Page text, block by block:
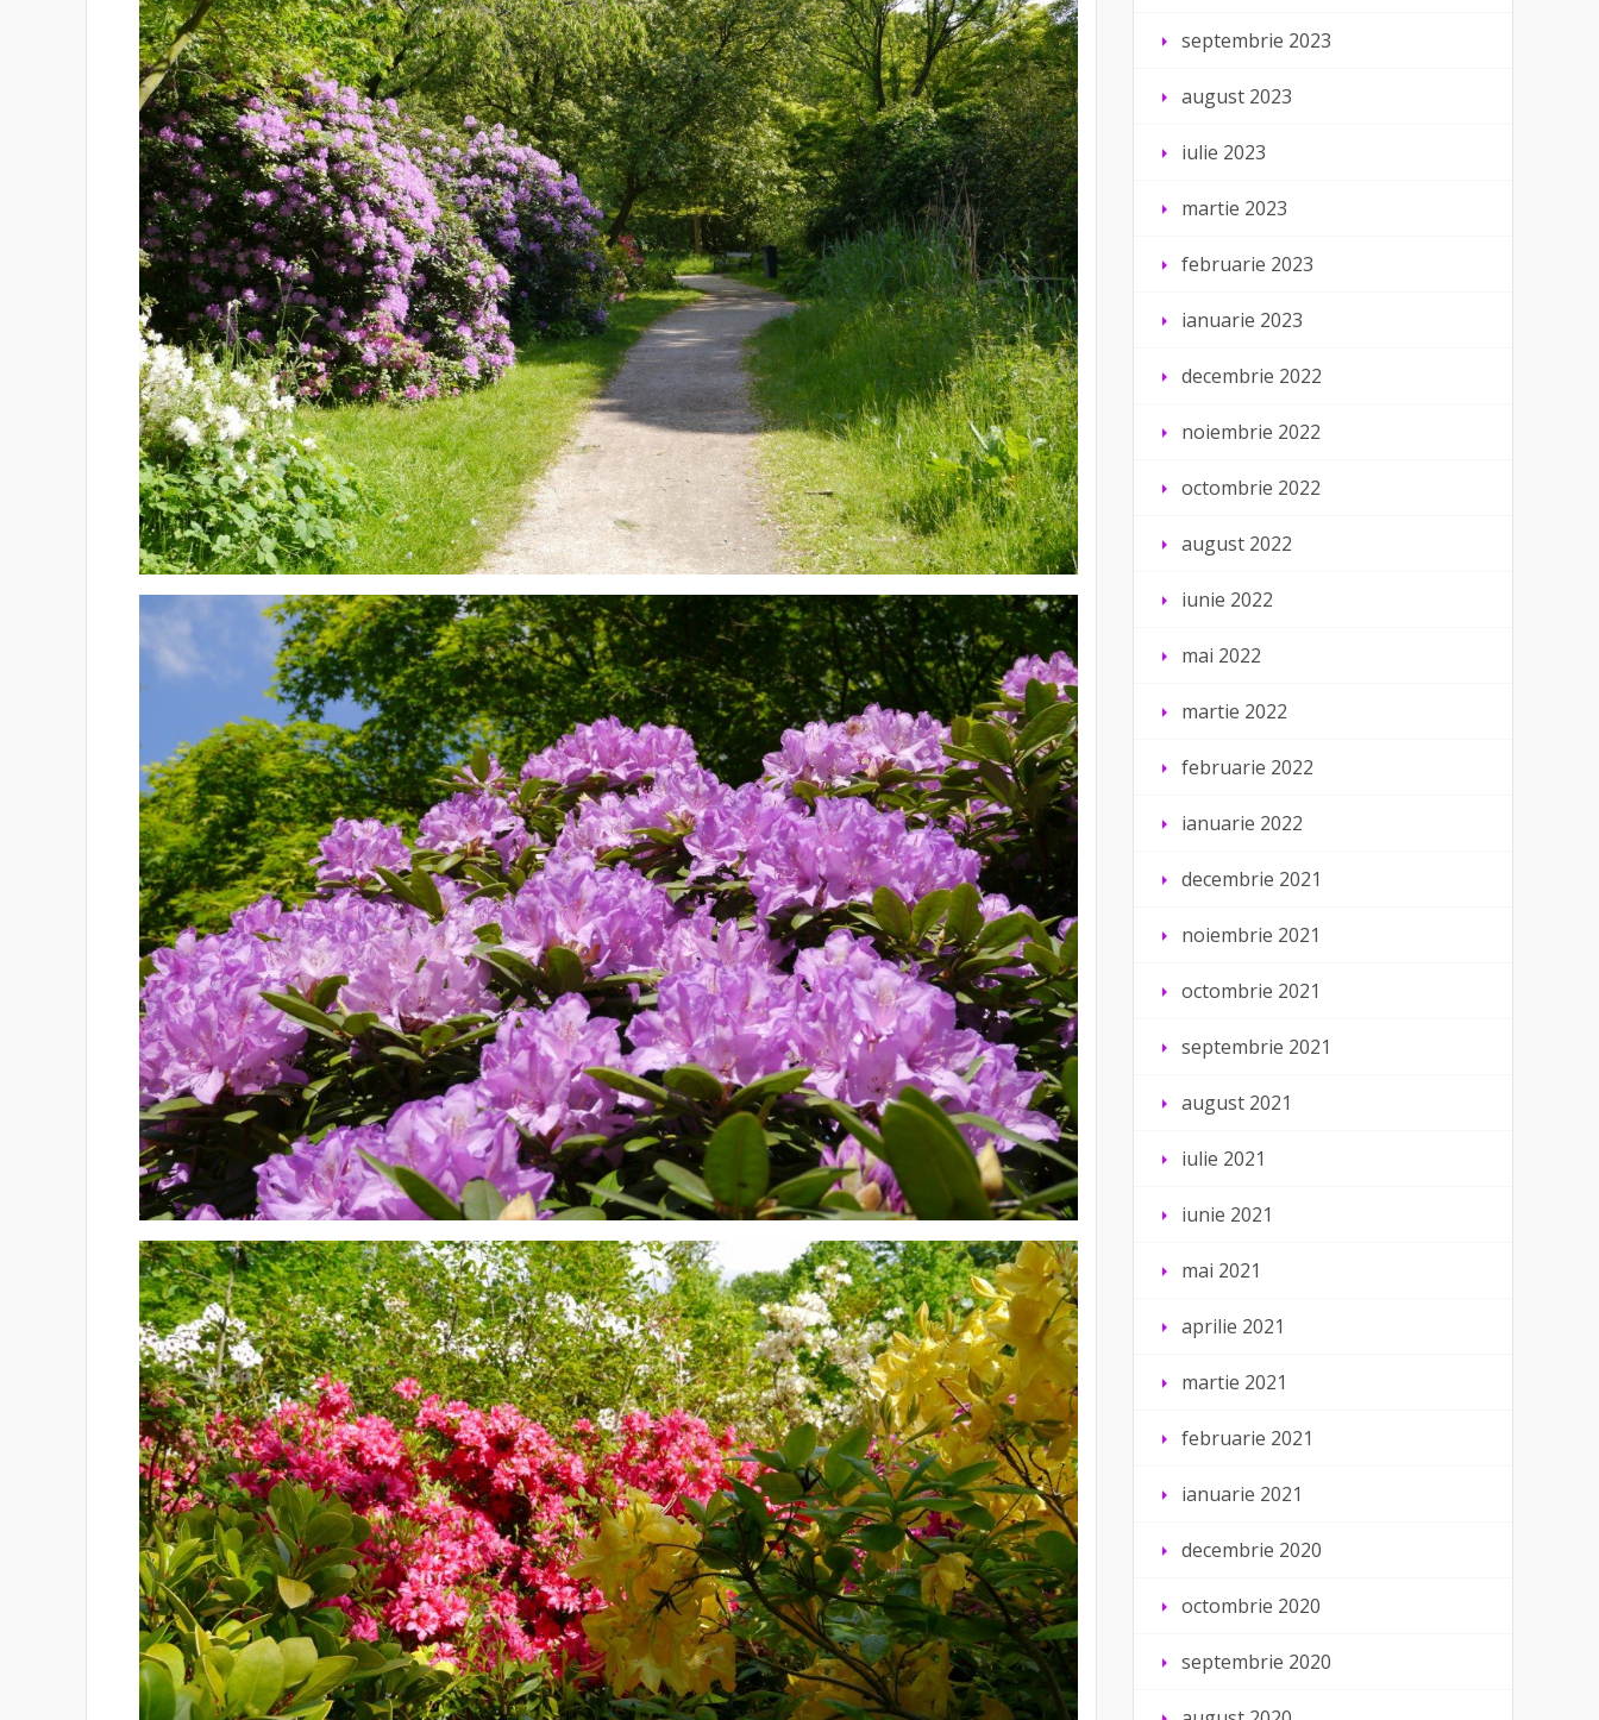
septembrie 2023
august 2023
iulie 2023
martie 2023
februarie 2023
ianuarie 2023
decembrie 2022
noiembrie 2022
octombrie 2022
august 2022
iunie 2022
mai 2022
martie 2022
februarie 2022
ianuarie 2022
decembrie 2021
noiembrie 2021
octombrie 2021
septembrie 2021
august 2021
iulie 2021
iunie 2021
mai 2021
aprilie 2021
martie 2021
februarie 2021
ianuarie 2021
decembrie 2020
octombrie 2020
septembrie 2020